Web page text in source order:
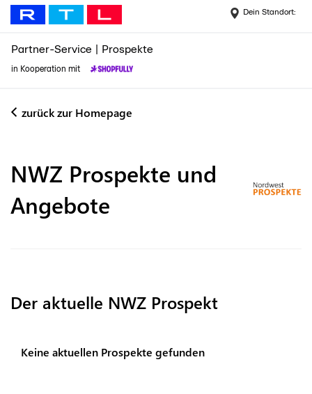
Dein Standort:
Partner-Service Prospekte
in Kooperation mit
zurück zur Homepage
NWZ Prospekte und
Angebote
Der aktuelle NWZ Prospekt
Keine aktuellen Prospekte gefunden